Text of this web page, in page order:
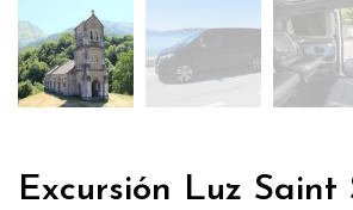
Excursión Luz Saint